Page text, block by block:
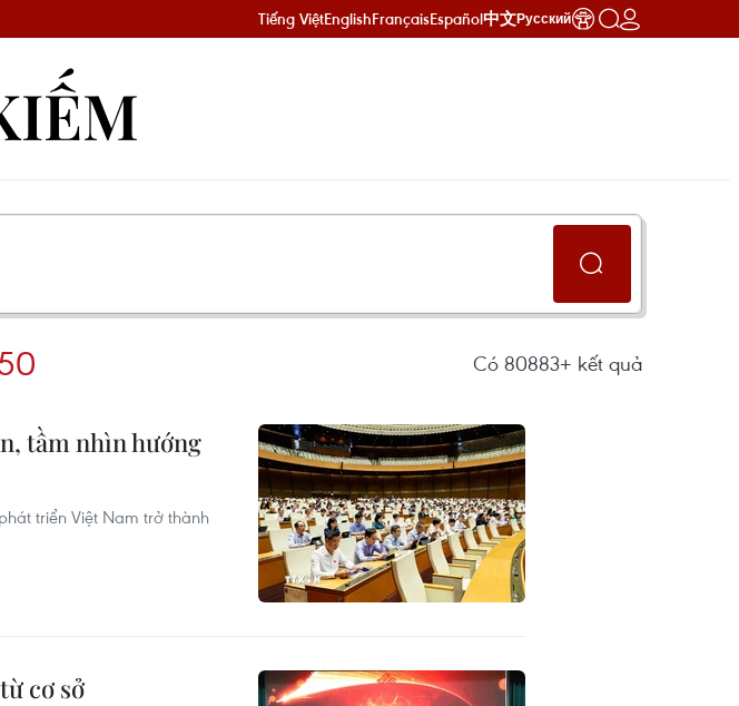
Tiếng ViệtEnglishFrançaisEspañol中文Русский
Có 80883+ kết quả
tầm nhìn hướng
triển Việt Nam trở thành
cơ sở